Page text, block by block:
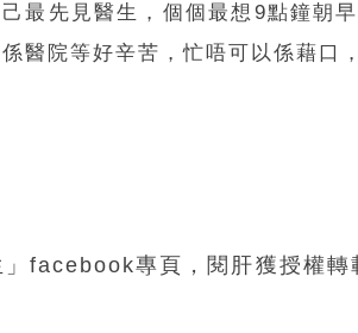
最先見醫生，個個最想9點鐘朝
醫院等好辛苦，忙唔可以係藉
facebook專頁，閱肝獲授權轉